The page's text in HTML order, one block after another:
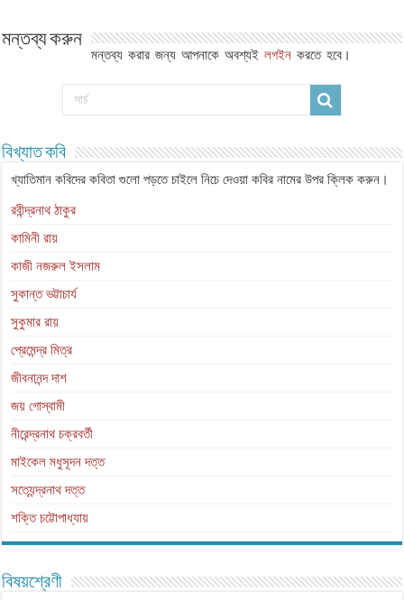
মন্তব্য করুন
মন্তব্য করার জন্য আপনাকে অবশ্যইলগইন করতে হবে।
বিখ্যাত কবি
খ্যাতিমান কবিদের কবিতা গুলো পড়তে চাইলে নিচে দেওয়া কবির নামের উপর ক্লিক করুন।
রবীন্দ্রনাথ ঠাকুর
কামিনী রায়
কাজী নজরুল ইসলাম
সুকান্ত ভট্টাচার্য
সুকুমার রায়
প্রেমেন্দ্র মিত্র
জীবনানন্দ দাশ
জয় গোস্বামী
নীরেন্দ্রনাথ চক্রবর্তী
মাইকেল মধুসূদন দত্ত
সত্যেন্দ্রনাথ দত্ত
শক্তি চট্টোপাধ্যায়
বিষয়শ্রেণী